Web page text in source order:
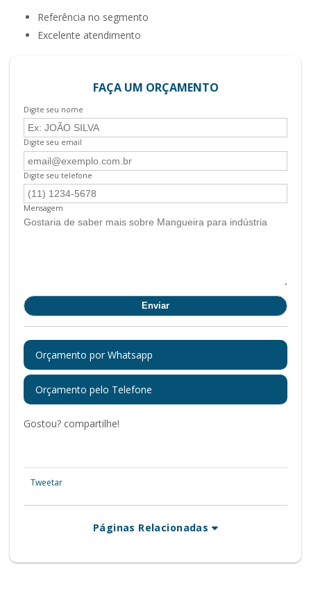
referência no segmento
excelente atendimento
FAÇA UM ORÇAMENTO
Digite seu nome
Digite seu email
Digite seu telefone
Mensagem
Orçamento por Whatsapp
Orçamento pelo Telefone
Gostou? compartilhe!
Tweetar
Páginas Relacionadas